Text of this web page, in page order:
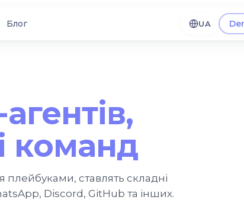
Блог UA
команд
ставлять складні
Discord, GitHub та інших.